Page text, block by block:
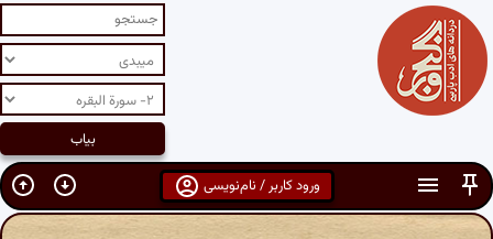
ورود کاربر / نام‌نویسی